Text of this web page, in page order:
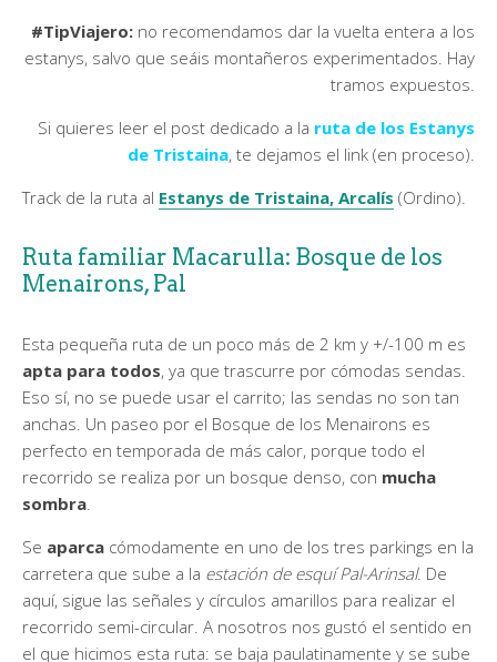
#TipViajero: no recomendamos dar la vuelta entera a los
estanys, salvo que seáis montañeros experimentados. Hay
tramos expuestos.
Si quieres leer el post dedicado a la ruta de los Estanys
de Tristaina, te dejamos el link (en proceso).
Track de la ruta al Estanys de Tristaina, Arcalís (Ordino).
Ruta familiar Macarulla: Bosque de los
Menairons, Pal
Esta pequeña ruta de un poco más de 2 km y +/-100 m es
apta para todos, ya que trascurre por cómodas sendas.
Eso sí, no se puede usar el carrito; las sendas no son tan
anchas. Un paseo por el Bosque de los Menairons es
perfecto en temporada de más calor, porque todo el
recorrido se realiza por un bosque denso, con mucha
sombra.
Se aparca cómodamente en uno de los tres parkings en la
carretera que sube a la estación de esquí Pal-Arinsal. De
aquí, sigue las señales y círculos amarillos para realizar el
recorrido semi-circular. A nosotros nos gustó el sentido en
el que hicimos esta ruta: se baja paulatinamente y se sube